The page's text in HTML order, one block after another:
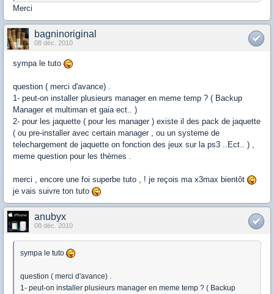
Merci
bagninoriginal
08 déc. 2010
sympa le tuto
question ( merci d'avance) .
1- peut-on installer plusieurs manager en meme temp ? ( Backup
Manager et multiman et gaia ect.. )
2- pour les jaquette ( pour les manager ) existe il des pack de jaquette
( ou pre-installer avec certain manager , ou un systeme de
telechargement de jaquette on fonction des jeux sur la ps3 ..Ect.. ) ,
meme question pour les thèmes .
merci , encore une foi superbe tuto , ! je reçois ma x3max bientôt
je vais suivre ton tuto
anubyx
08 déc. 2010
sympa le tuto
question ( merci d'avance) .
1- peut-on installer plusieurs manager en meme temp ? ( Backup